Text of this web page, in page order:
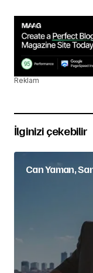
Reklam
İlginizi çekebilir
Can Yaman,